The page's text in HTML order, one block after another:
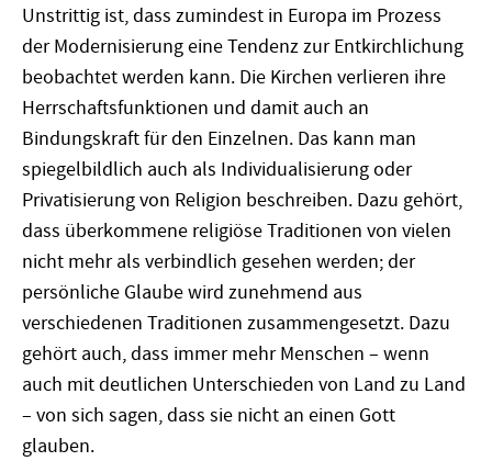
Unstrittig ist, dass zumindest in Europa im Prozess
der Modernisierung eine Tendenz zur Entkirchlichung
beobachtet werden kann. Die Kirchen verlieren ihre
Herrschaftsfunktionen und damit auch an
Bindungskraft für den Einzelnen. Das kann man
spiegelbildlich auch als Individualisierung oder
Privatisierung von Religion beschreiben. Dazu gehört,
dass überkommene religiöse Traditionen von vielen
nicht mehr als verbindlich gesehen werden; der
persönliche Glaube wird zunehmend aus
verschiedenen Traditionen zusammengesetzt. Dazu
gehört auch, dass immer mehr Menschen – wenn
auch mit deutlichen Unterschieden von Land zu Land
– von sich sagen, dass sie nicht an einen Gott
glauben.